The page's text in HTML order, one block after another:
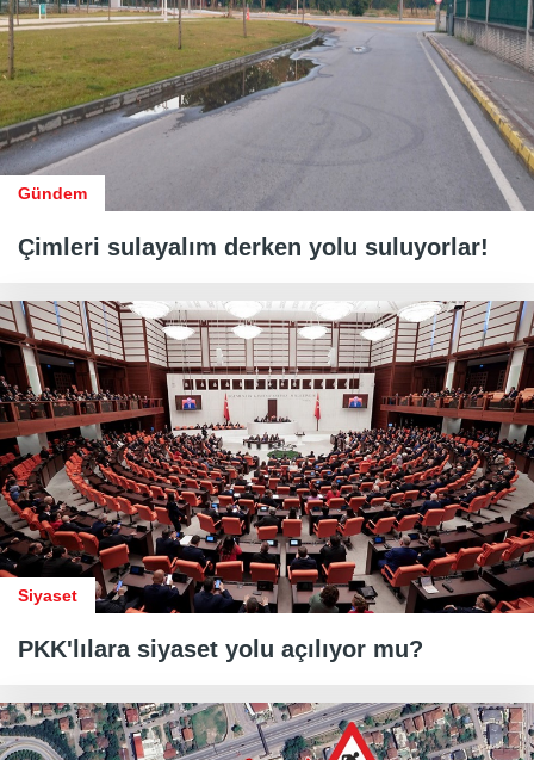
Gündem
Çimleri sulayalım derken yolu suluyorlar!
Siyaset
PKK'lılara siyaset yolu açılıyor mu?